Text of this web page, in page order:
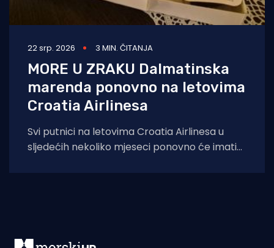
22 srp. 2026 3 MIN. ČITANJA
MORE U ZRAKU Dalmatinska
marenda ponovno na letovima
Croatia Airlinesa
Svi putnici na letovima Croatia Airlinesa u
sljedećih nekoliko mjeseci ponovno će imati